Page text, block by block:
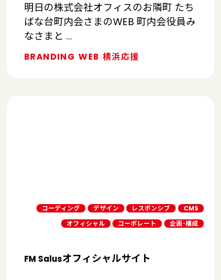
明日の株式会社オフィスのお隣町 たち
ばな台町内会さまのWEB 町内会役員み
なさまと …
BRANDING WEB 横浜応援
コーディング デザイン レスポンシブ
CMS
オフィシャル
コーポレート 企画･構成
FM Salusオフィシャルサイト